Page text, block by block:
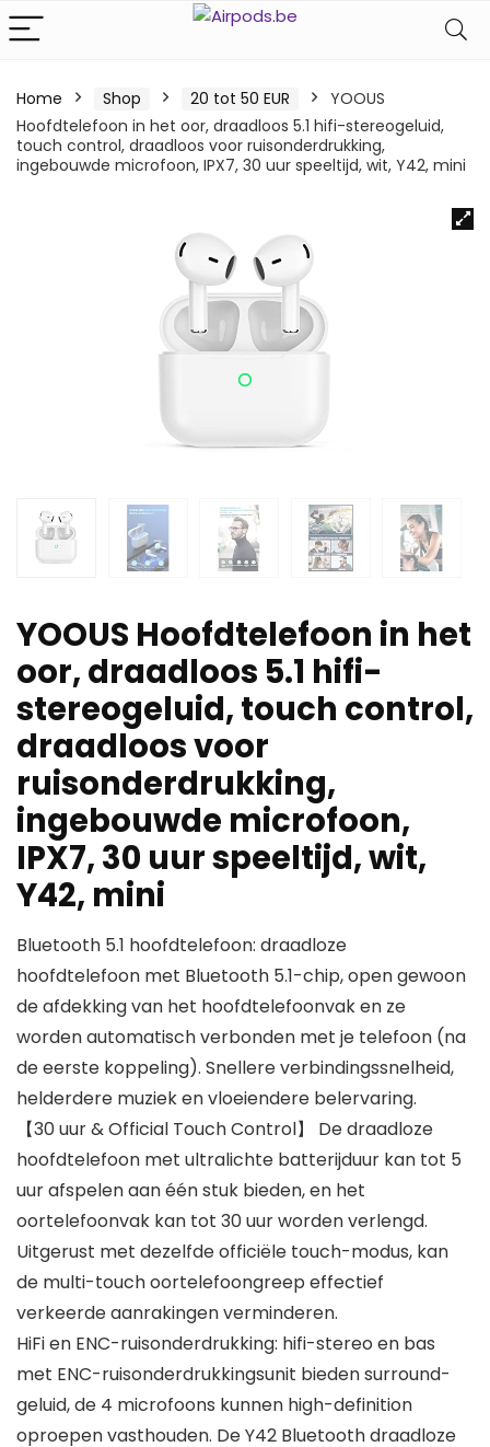
Home Shop 20 tot 50 EUR
YOOUS
Hoofdtelefoon in het oor, draadloos 5.1 hifi-stereogeluid,
touch control, draadloos voor ruisonderdrukking,
ingebouwde microfoon, IPX7, 30 uur speeltijd, wit, Y42, mini
YOOUS Hoofdtelefoon in het
oor, draadloos 5.1 hifi-
stereogeluid, touch control,
draadloos voor
ruisonderdrukking,
ingebouwde microfoon,
IPX7, 30 uur speeltijd, wit,
Y42, mini
Bluetooth 5.1 hoofdtelefoon: draadloze
hoofdtelefoon met Bluetooth 5.1-chip, open gewoon
de afdekking van het hoofdtelefoonvak en ze
worden automatisch verbonden met je telefoon (na
de eerste koppeling). Snellere verbindingssnelheid,
helderdere muziek en vloeiendere belervaring.
【30 uur & Official Touch Control】 De draadloze
hoofdtelefoon met ultralichte batterijduur kan tot 5
uur afspelen aan één stuk bieden, en het
oortelefoonvak kan tot 30 uur worden verlengd.
Uitgerust met dezelfde officiële touch-modus, kan
de multi-touch oortelefoongreep effectief
verkeerde aanrakingen verminderen.
HiFi en ENC-ruisonderdrukking: hifi-stereo en bas
met ENC-ruisonderdrukkingsunit bieden surround-
geluid, de 4 microfoons kunnen high-definition
oproepen vasthouden. De Y42 Bluetooth draadloze